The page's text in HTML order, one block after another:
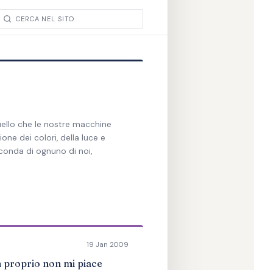
che le nostre macchine
dei colori, della luce e
di ognuno di noi,
19 Jan 2009
proprio non mi piace